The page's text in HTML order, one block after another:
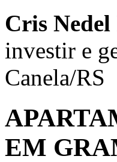
Cris
investir e
Canela/RS
EM